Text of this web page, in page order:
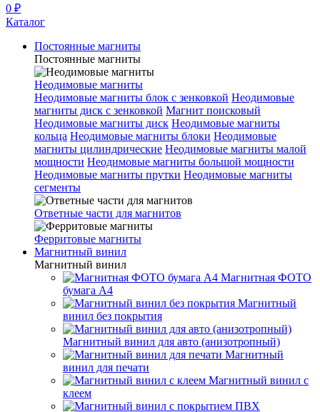
0 ₽
Каталог
Постоянные магниты
Постоянные магниты
Неодимовые магниты
Неодимовые магниты блок с зенковкой Неодимовые
магниты диск с зенковкой Магнит поисковый
Неодимовые магниты диск Неодимовые магниты
кольца Неодимовые магниты блоки Неодимовые
магниты цилиндрические Неодимовые магниты малой
мощности Неодимовые магниты большой мощности
Неодимовые магниты прутки Неодимовые магниты
сегменты
Ответные части для магнитов
Ферритовые магниты
Магнитный винил
Магнитный винил
Магнитная ФОТО
бумага А4
Магнитный
винил без покрытия
Магнитный винил для авто (анизотропный)
Магнитный
винил для печати
Магнитный винил с
клеем